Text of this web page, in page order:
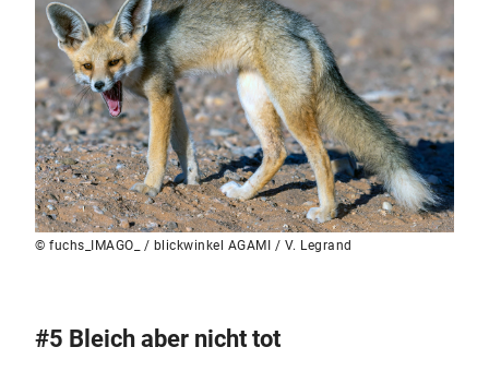
© fuchs_IMAGO_ / blickwinkel AGAMI / V. Legrand
#5 Bleich aber nicht tot